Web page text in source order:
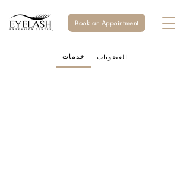
Book an Appointment
خدمات العضويات